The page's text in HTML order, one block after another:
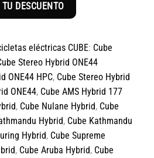
DESCUENTO
eléctricas CUBE: Cube
Stereo Hybrid ONE44
ONE44 HPC, Cube Stereo Hybrid
ONE44, Cube AMS Hybrid 177
, Cube Nulane Hybrid, Cube
Hybrid, Cube Kathmandu
Hybrid, Cube Supreme
, Cube Aruba Hybrid, Cube